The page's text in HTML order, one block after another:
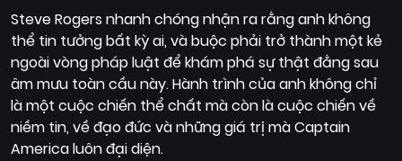
Steve Rogers nhanh chóng nhận ra rằng anh không
thể tin tưởng bất kỳ ai, và buộc phải trở thành một kẻ
ngoài vòng pháp luật để khám phá sự thật đằng sau
âm mưu toàn cầu này. Hành trình của anh không chỉ
là một cuộc chiến thể chất mà còn là cuộc chiến về
niềm tin, về đạo đức và những giá trị mà Captain
America luôn đại diện.